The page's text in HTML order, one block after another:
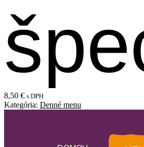
8,50 € s DPH
Kategória: Denné menu